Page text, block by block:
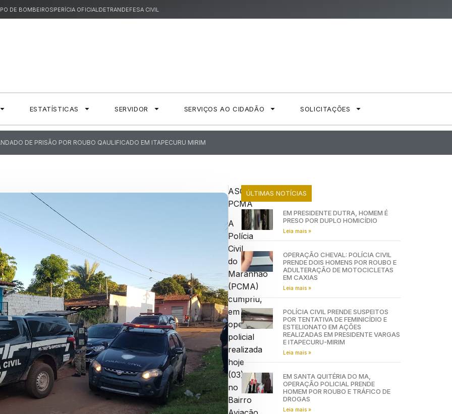
DE BOMBEIROSPERÍCIA OFICIALDETRANDEFESA CIVIL
ESTATÍSTICAS SERVIDOR SERVIÇOS AO CIDADÃO SOLICITAÇÕES
DE PRISÃO POR ROUBO QAULIFICADO EM ITAPECURU MIRIM
ASCOM
PCMA
A
Polícia
Civil
do
Maranhão
(PCMA)
cumpriu,
em
operação
policial
realizada
hoje
(03),
no
Bairro
ÚLTIMAS NOTÍCIAS
EM PRESIDENTE DUTRA, HOMEM É
PRESO POR DUPLO HOMICÍDIO
Leia mais »
OPERAÇÃO CHEVAL: POLÍCIA CIVIL
PRENDE DOIS HOMENS POR ROUBO E
ADULTERAÇÃO DE MOTOCICLETAS
EM CAXIAS
Leia mais »
POLÍCIA CIVIL PRENDE SUSPEITOS
POR TENTATIVA DE FEMINICÍDIO E
ESTELIONATO EM AÇÕES
REALIZADAS EM PRESIDENTE VARGAS
E ITAPECURU-MIRIM
Leia mais »
EM SANTA QUITÉRIA DO MA,
OPERAÇÃO POLICIAL PRENDE
HOMEM POR ROUBO E TRÁFICO DE
DROGAS
Leia mais »